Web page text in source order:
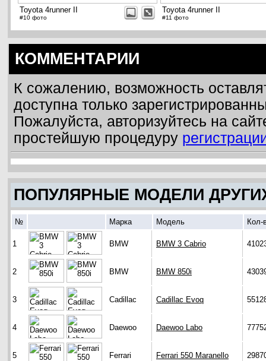
Toyota 4runner II
#10 фото
Toyota 4runner II
#11 фото
КОММЕНТАРИИ
К сожалению, возможность
доступна только
Пожалуйста, авторизуйтесь на
простейшую процедуру
ПОПУЛЯРНЫЕ МОДЕЛИ
№ Марка Модель Кол-
1 BMW BMW 3 Cabrio
2 BMW BMW 850i
3 Cadillac Cadillac Evoq
4 Daewoo Daewoo Labo
5 Ferrari Ferrari 550 Maranello